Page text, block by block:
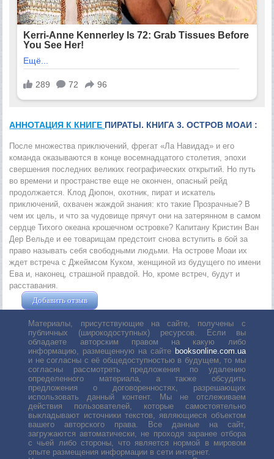
АННОТАЦИЯ К КНИГЕ ПИРАТЫ. КНИГА 3. ОСТРОВ МОАИ :
После множества приключений, фрегат «Ла Навидад» и его
команда оказываются в конце восемнадцатого столетия, эпохи
свершения последних великих географических открытий. Но путь
во времени и пространстве еще не окончен, опасный рейд
продолжается. Клод Дюпон, охотник, пират и искатель
приключений, охвачен жаждой знания: кто такие Прозрачные? В
чем их цель, и что за чудовище прячут они на затерянном в самом
сердце Тихого океана крошечном островке? Капитану Кристин Ван
Дер Вельде и ее товарищам предстоит снова вступить в бой за
право называть себя свободными людьми. На острове Моаи их
ждет встреча с Джеймсом Куком, женщиной из будущего по имени
Ева и, наконец, страшной правдой. Но, кроме встреч, будут и
расставания.
Добавить отзыв
Материалы, присутствующие на сайте, получены с
публичных (широкодоступных) ресурсов. Если вы
обладаете авторским правом на какую либо
информацию, размещенную на сайте booksonline.com.ua
и не согласны с её общедоступностью в будущем, то мы
согласны рассмотреть предложения по удалению
определенного материала, а также обсудить
предложения о договоренностях, разрешающих
использовать данный контент. Мы не отслеживаем
действия пользователей, которые самостоятельно
выкладывают источники текстов, являющиеся объектом
вашего авторского права. Все данные на сайт,
загружаются автоматически, не проходя заранее отбора
с чьей либо стороны, что является нормой в мировом
опыте размещения информации в сети интернет.